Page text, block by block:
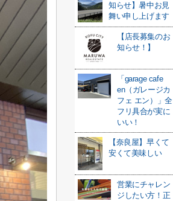
知らせ】暑中お見
舞い申し上げます
【店長募集のお
知らせ！】
「garage cafe
en（ガレージカ
フェ エン）」全
フリ具合が実に
いい！
【奈良屋】早くて
安くて美味しい
営業にチャレン
ジしたい方！正